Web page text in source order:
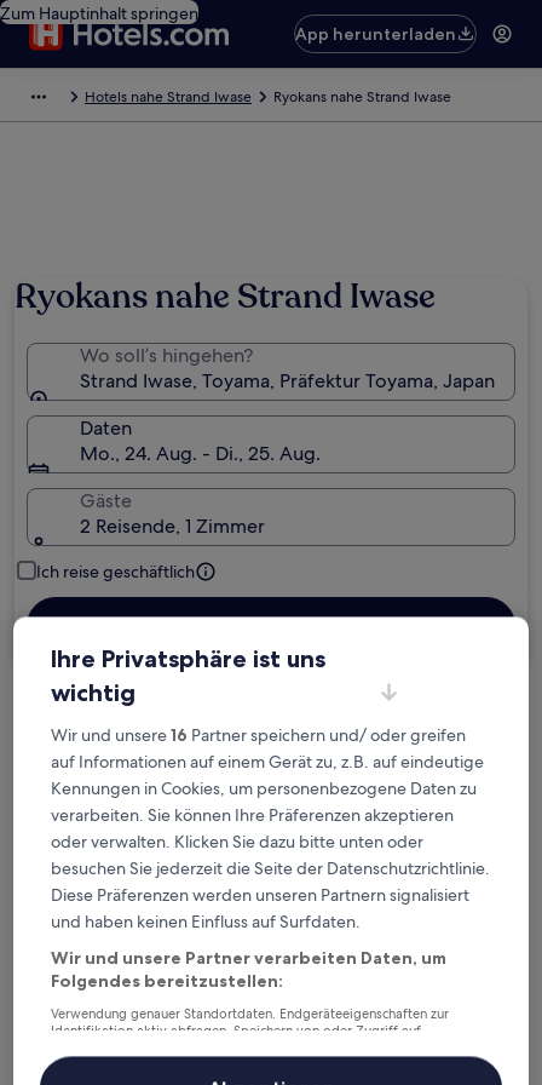
Zum Hauptinhalt springen
App herunterladen
Hotels nahe Strand Iwase Ryokans nahe Strand Iwase
Ryokans nahe Strand Iwase
Wo soll’s hingehen?
Strand Iwase, Toyama, Präfektur Toyama, Japan
Daten
Mo., 24. Aug. - Di., 25. Aug.
Gäste
2 Reisende, 1 Zimmer
Ich reise geschäftlich
Suchen
Planänderungen
Verdiene Prämien für jede
wahrgenommene Übernachtung
Mehr sparen mit Preisen für Mitglieder
Überprüfe die Preise für diese Daten
Ihre Privatsphäre ist uns
wichtig
Wir und unsere16 Partner speichern und/ oder greifen
auf Informationen auf einem Gerät zu, z.B. auf eindeutige
Kennungen in Cookies, um personenbezogene Daten zu
verarbeiten. Sie können Ihre Präferenzen akzeptieren
oder verwalten. Klicken Sie dazu bitte unten oder
besuchen Sie jederzeit die Seite der Datenschutzrichtlinie.
Diese Präferenzen werden unseren Partnern signalisiert
und haben keinen Einfluss auf Surfdaten.
Wir und unsere Partner verarbeiten Daten, um
Folgendes bereitzustellen:
Verwendung genauer Standortdaten. Endgeräteeigenschaften zur
Identifikation aktiv abfragen. Speichern von oder Zugriff auf
Inhalte, Messung von Werbeleistung und der Performance von Inhalten,